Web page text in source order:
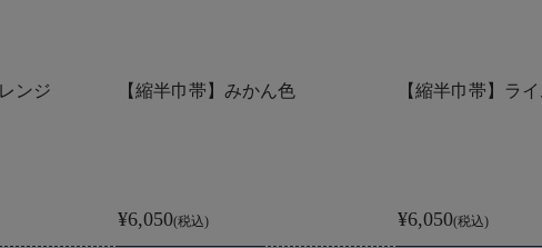
ンジ 【縮半巾帯】みかん色
¥6,050(税込)
【縮半巾帯】ラ
¥6,050(税込)